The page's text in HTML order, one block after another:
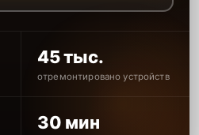
45 тыс.
отремонтировано устройств
30 мин